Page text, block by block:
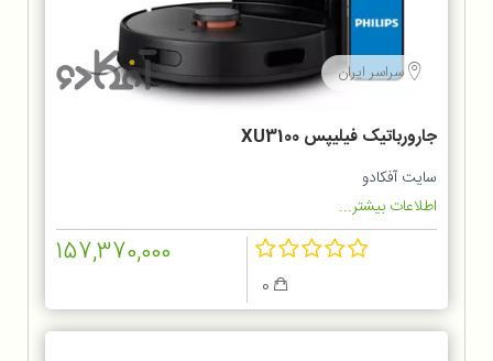
سراسر ایران
جارورباتیک فیلیپس XU3100
سایت آفکادو
اطلاعات بیشتر...
157,370,000